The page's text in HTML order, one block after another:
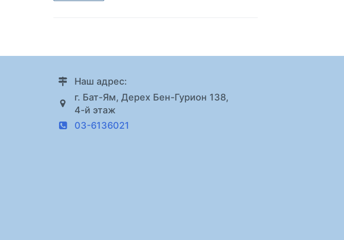
Наш адрес:
г. Бат-Ям, Дерех Бен-Гурион 138,
4-й этаж
03-6136021